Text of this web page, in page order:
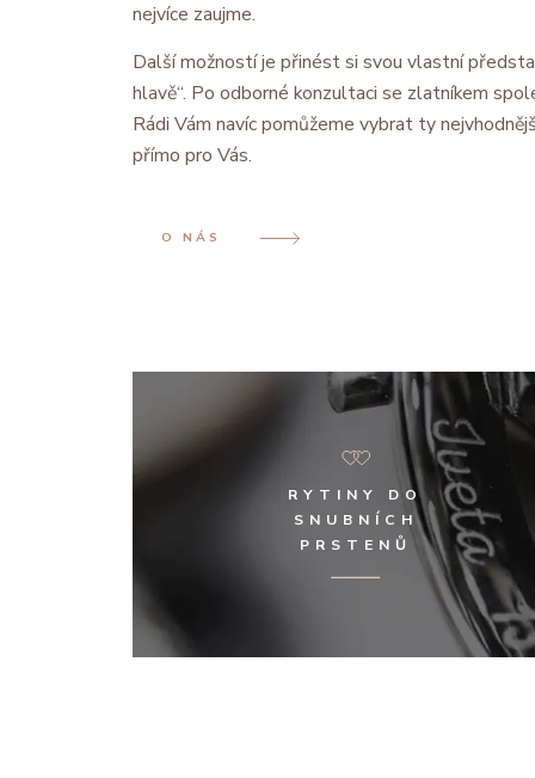
nejvíce zaujme.
Další možností je přinést si svou vlastní
hlavě“. Po odborné konzultaci se zlatníkem
Rádi Vám navíc pomůžeme vybrat ty
přímo pro Vás.
O NÁS
RYTINY DO
SNUBNÍCH
PRSTENŮ